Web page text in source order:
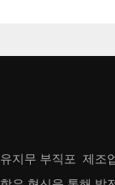
유지무 부직포 제조